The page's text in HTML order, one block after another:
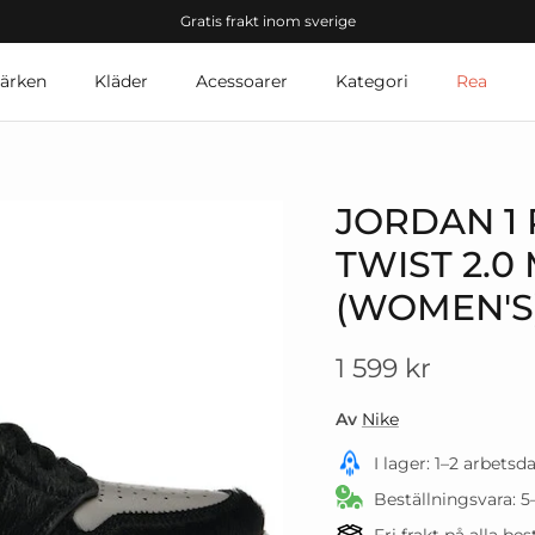
Gratis frakt inom sverige
Kläder Acessoarer Kategori Rea
JORDAN 1
TWIST 2.0
Translation
1 599 kr
Av Nike
I lager: 1–2
Beställningsvara: